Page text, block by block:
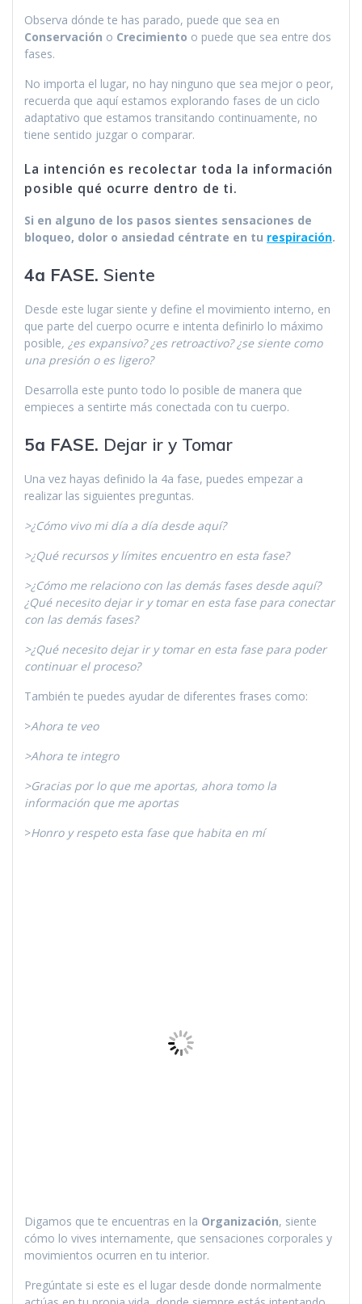
Observa dónde te has parado, puede que sea en
Conservación o Crecimiento o puede que sea entre dos
fases.
No importa el lugar, no hay ninguno que sea mejor o peor,
recuerda que aquí estamos explorando fases de un ciclo
adaptativo que estamos transitando continuamente, no
tiene sentido juzgar o comparar.
La intención es recolectar toda la información
posible qué ocurre dentro de ti.
Si en alguno de los pasos sientes sensaciones de
bloqueo, dolor o ansiedad céntrate en tu respiración.
4a FASE. Siente
Desde este lugar siente y define el movimiento interno, en
que parte del cuerpo ocurre e intenta definirlo lo máximo
posible, ¿es expansivo? ¿es retroactivo? ¿se siente como
una presión o es ligero?
Desarrolla este punto todo lo posible de manera que
empieces a sentirte más conectada con tu cuerpo.
5a FASE. Dejar ir y Tomar
Una vez hayas definido la 4a fase, puedes empezar a
realizar las siguientes preguntas.
>¿Cómo vivo mi día a día desde aquí?
>¿Qué recursos y límites encuentro en esta fase?
>¿Cómo me relaciono con las demás fases desde aquí?
¿Qué necesito dejar ir y tomar en esta fase para conectar
con las demás fases?
>¿Qué necesito dejar ir y tomar en esta fase para poder
continuar el proceso?
También te puedes ayudar de diferentes frases como:
>Ahora te veo
>Ahora te integro
>Gracias por lo que me aportas, ahora tomo la
información que me aportas
>Honro y respeto esta fase que habita en mí
Digamos que te encuentras en la Organización, siente
cómo lo vives internamente, que sensaciones corporales y
movimientos ocurren en tu interior.
Pregúntate si este es el lugar desde donde normalmente